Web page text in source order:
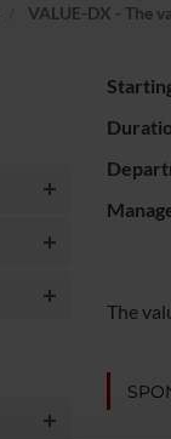
VALUE-DX - The
The